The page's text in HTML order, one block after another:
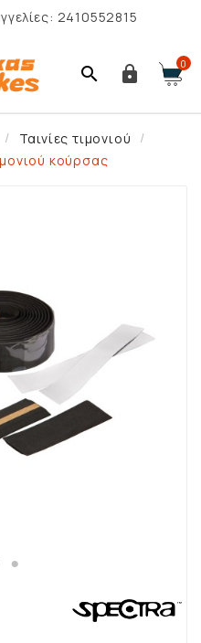
2410552815
  0
Ταινίες τιμονιού
κούρσας